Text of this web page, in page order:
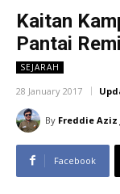
Kaitan
Pantai
SEJARAH
28 January 2017
By Freddie
Facebook